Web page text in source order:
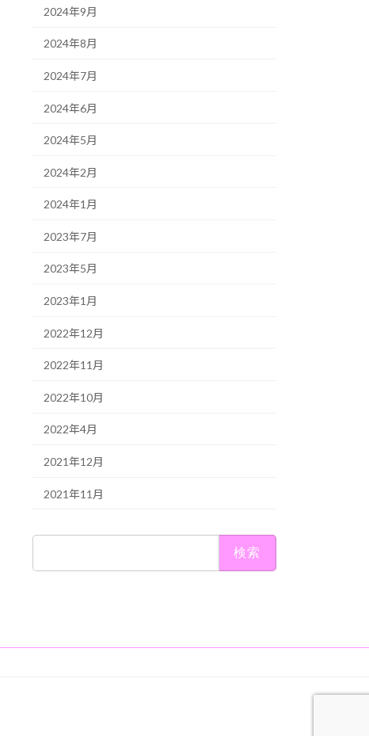
2024年9月
2024年8月
2024年7月
2024年6月
2024年5月
2024年2月
2024年1月
2023年7月
2023年5月
2023年1月
2022年12月
2022年11月
2022年10月
2022年4月
2021年12月
2021年11月